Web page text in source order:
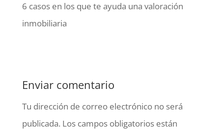
6 casos en los que te ayuda una valoración
inmobiliaria
Enviar comentario
Tu dirección de correo electrónico no será
publicada. Los campos obligatorios están